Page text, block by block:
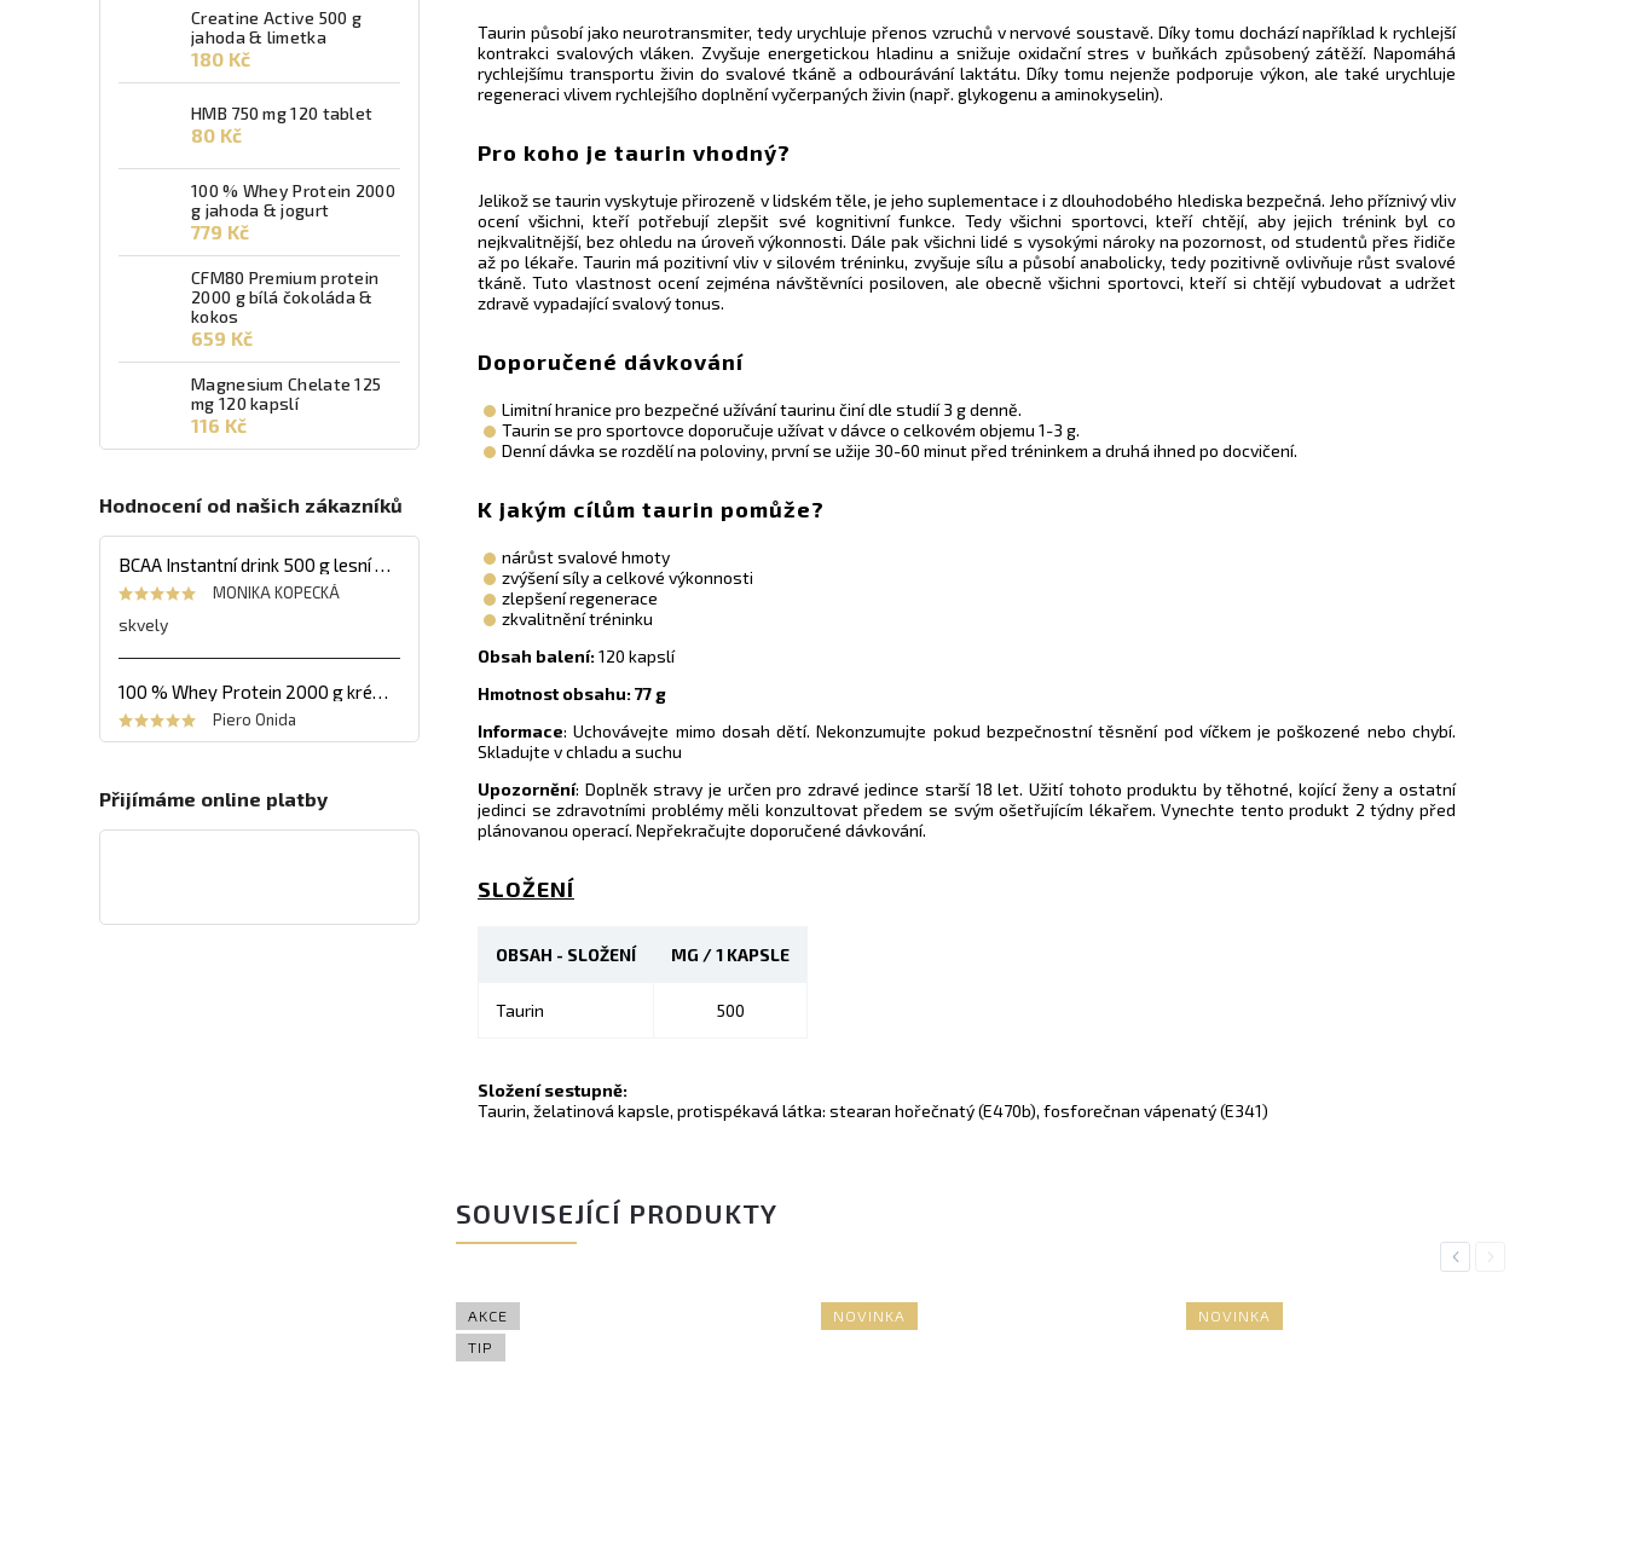
Creatine Active 500 g
jahoda & limetka
180 Kč
HMB 750 mg 120 tablet
80 Kč
100 % Whey Protein 2000
g jahoda & jogurt
779 Kč
CFM80 Premium protein
2000 g bílá čokoláda &
kokos
659 Kč
Magnesium Chelate 125
mg 120 kapslí
116 Kč
Hodnocení od našich zákazníků
BCAA Instantní drink 500 g lesní ovoce
MONIKA KOPECKÁ
skvely
100 % Whey Protein 2000 g krémový banán
Piero Onida
Přijímáme online platby
Taurin působí jako neurotransmiter, tedy urychluje přenos vzruchů v nervové soustavě. Díky tomu dochází například k rychlejší
kontrakci svalových vláken. Zvyšuje energetickou hladinu a snižuje oxidační stres v buňkách způsobený zátěží. Napomáhá
rychlejšímu transportu živin do svalové tkáně a odbourávání laktátu. Díky tomu nejenže podporuje výkon, ale také urychluje
regeneraci vlivem rychlejšího doplnění vyčerpaných živin (např. glykogenu a aminokyselin).
Pro koho je taurin vhodný?
Jelikož se taurin vyskytuje přirozeně v lidském těle, je jeho suplementace i z dlouhodobého hlediska bezpečná. Jeho příznivý vliv
ocení všichni, kteří potřebují zlepšit své kognitivní funkce. Tedy všichni sportovci, kteří chtějí, aby jejich trénink byl co
nejkvalitnější, bez ohledu na úroveň výkonnosti. Dále pak všichni lidé s vysokými nároky na pozornost, od studentů přes řidiče
až po lékaře. Taurin má pozitivní vliv v silovém tréninku, zvyšuje sílu a působí anabolicky, tedy pozitivně ovlivňuje růst svalové
tkáně. Tuto vlastnost ocení zejména návštěvníci posiloven, ale obecně všichni sportovci, kteří si chtějí vybudovat a udržet
zdravě vypadající svalový tonus.
Doporučené dávkování
Limitní hranice pro bezpečné užívání taurinu činí dle studií 3 g denně.
Taurin se pro sportovce doporučuje užívat v dávce o celkovém objemu 1-3 g.
Denní dávka se rozdělí na poloviny, první se užije 30-60 minut před tréninkem a druhá ihned po docvičení.
K jakým cílům taurin pomůže?
nárůst svalové hmoty
zvýšení síly a celkové výkonnosti
zlepšení regenerace
zkvalitnění tréninku
Obsah balení:120 kapslí
Hmotnost obsahu: 77 g
Informace: Uchovávejte mimo dosah dětí. Nekonzumujte pokud bezpečnostní těsnění pod víčkem je poškozené nebo chybí.
Skladujte v chladu a suchu
Upozornění: Doplněk stravy je určen pro zdravé jedince starší 18 let. Užití tohoto produktu by těhotné, kojící ženy a ostatní
jedinci se zdravotními problémy měli konzultovat předem se svým ošetřujícím lékařem. Vynechte tento produkt 2 týdny před
plánovanou operací. Nepřekračujte doporučené dávkování.
SLOŽENÍ
OBSAH - SLOŽENÍ MG / 1 KAPSLE
Taurin 500
Složení sestupně:
Taurin, želatinová kapsle, protispékavá látka: stearan hořečnatý (E470b), fosforečnan vápenatý (E341)
SOUVISEJÍCÍ PRODUKTY
Previous
AKCE
TIP
NOVINKA NOVINKA
Next